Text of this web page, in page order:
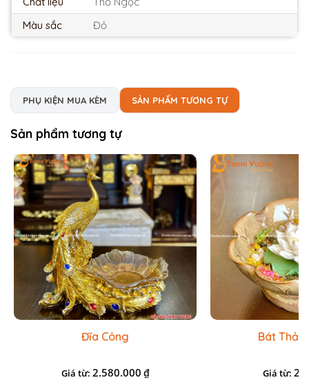
Màu sắc
Đỏ
PHỤ KIỆN MUA KÈM SẢN PHẨM TƯƠNG TỰ
Sản phẩm tương tự
Đĩa Công
Giá từ: 2.580.000 ₫
Bát Thả
Giá từ: